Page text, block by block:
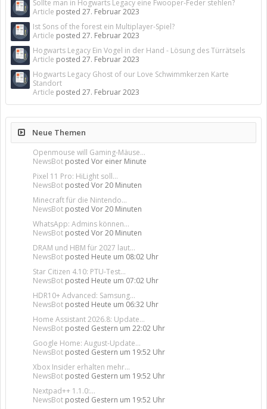
Sollte man in Hogwarts Legacy eine Fwooper-Feder stehlen?
Article posted 27. Februar 2023
Ist Sons of the forest ein Multiplayer-Spiel?
Article posted 27. Februar 2023
Hogwarts Legacy Ein Vogel in der Hand - Lösung des Türrätsels
Article posted 27. Februar 2023
Hogwarts Legacy Ghost of our Love Schwimmkerzen Karte
Standort
Article posted 27. Februar 2023
Neue Themen
Openmouse will Gaming-Mäuse...
NewsBot posted Vor einer Minute
Pixel 11 Pro: HiLight soll...
NewsBot posted Vor 20 Minuten
Minecraft für die Nintendo...
NewsBot posted Vor 20 Minuten
WhatsApp: Admins können...
NewsBot posted Vor 20 Minuten
DRAM und HBM für 2027 laut...
NewsBot posted Heute um 08:02 Uhr
Star Citizen 4.10: PTU-Test...
NewsBot posted Heute um 07:02 Uhr
HDR10+ Advanced: Samsung...
NewsBot posted Heute um 06:32 Uhr
Home Assistant 2026.8: Update...
NewsBot posted Gestern um 22:02 Uhr
Google Home: August-Update...
NewsBot posted Gestern um 19:52 Uhr
Xbox Insider erhalten mehr...
NewsBot posted Gestern um 19:52 Uhr
Nextpad++ 1.1.0:...
NewsBot posted Gestern um 19:52 Uhr